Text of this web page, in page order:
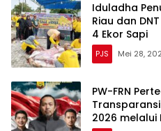
Iduladha
Riau dan
4 Ekor Sapi
PJS Mei 28,
PW-FRN
2026 melalui